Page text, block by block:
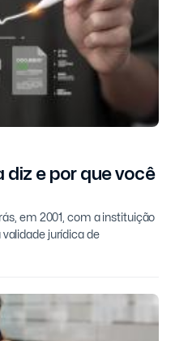
diz e por que você
em 2001, com a instituição
jurídica de